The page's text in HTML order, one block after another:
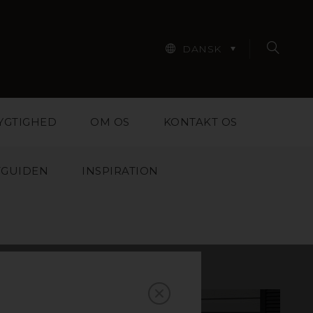
DANSK
OM OS KONTAKT OS
INSPIRATION